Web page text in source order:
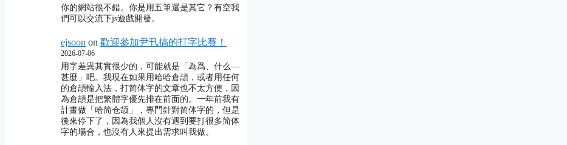
你的網站很不錯。你是用五筆還是其它？有空我
們可以交流下js遊戲開發。
ejsoon on 歡迎參加尹卂搞的打字比賽！
2026-07-06
用字差異其實很少的，可能就是「為爲、什么―
甚麼」吧。我現在如果用哈哈倉頡，或者用任何
的倉頡輸入法，打简体字的文章也不太方便，因
為倉頡是把繁體字優先排在前面的。一年前我有
計畫做「哈简仓颉」，專門針對简体字的，但是
後來停下了，因為我個人沒有遇到要打很多简体
字的場合，也沒有人來提出需求叫我做。